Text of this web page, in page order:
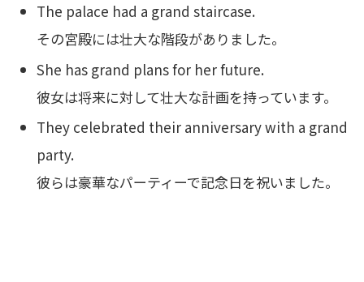
The palace had a grand staircase.
その宮殿には壮大な階段がありました。
She has grand plans for her future.
彼女は将来に対して壮大な計画を持っています。
They celebrated their anniversary with a grand
party.
彼らは豪華なパーティーで記念日を祝いました。